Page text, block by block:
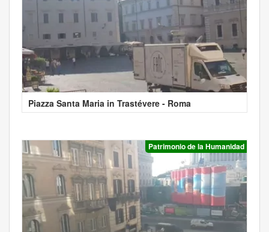
Piazza Santa Maria in Trastévere - Roma
Patrimonio de la Humanidad